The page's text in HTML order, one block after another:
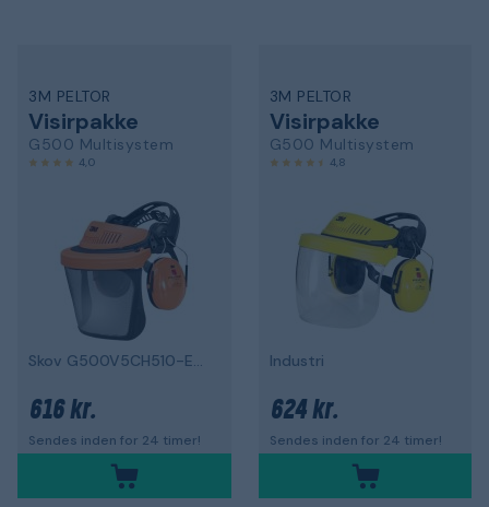
3M PELTOR
Visirpakke
G500 Multisystem
4,0
Skov G500V5CH510-ELLER
616 kr.
Sendes inden for 24 timer!
3M PELTOR
Visirpakke
G500 Multisystem
4,8
Industri
624 kr.
Sendes inden for 24 timer!